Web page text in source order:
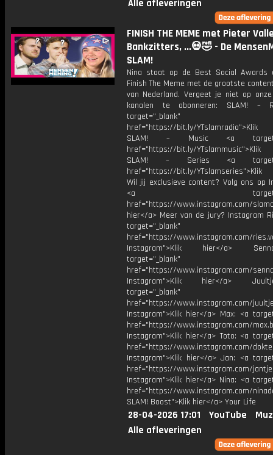
Alle afleveringen
FINISH THE MEME met Pieter
Bankzitters, ...💀🤣 - De
SLAM!
Nina staat op de Best Social Awards
Finish The Meme met de grootste
van Nederland. Vergeet je niet op onze
kanalen te abonneren: SLAM! –
target="_blank"
href="https://bit.ly/
SLAM! – Music <a
href="https://bit.ly/
SLAM! – Series <a
href="https://bit.ly/
Wil jij exclusieve content? Volg ons op
<a
href="https://www.instagram.com/
hier</a> Meer van de jury? Instagram
target="_blank"
href="https://www.instagram.com/
Instagram">Klik hier</a>
target="_blank"
href="https://www.instagram.com/
Instagram">Klik hier</a>
target="_blank"
href="https://www.instagram.com/
Instagram">Klik hier</a> Max: <a
href="https://www.instagram.com/
Instagram">Klik hier</a> Toto: <a
href="https://www.instagram.com/
Instagram">Klik hier</a> Jan: <a
href="https://www.instagram.com/
Instagram">Klik hier</a> Nina: <a
href="https://www.instagram.com/
SLAM! Boost">Klik hier</a> Your Life
28-04-2026 17:01 YouTube
Alle afleveringen